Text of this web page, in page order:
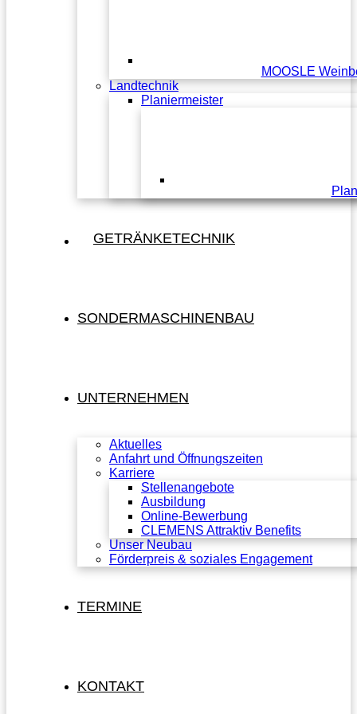
MOOSLE
Landtechnik
Planiermeister
GETRÄNKETECHNIK
SONDERMASCHINENBAU
UNTERNEHMEN
Aktuelles
Anfahrt und Öffnungszeiten
Karriere
Stellenangebote
Ausbildung
Online-Bewerbung
CLEMENS Attraktiv Benefits
Unser Neubau
Förderpreis & soziales Engagement
TERMINE
KONTAKT